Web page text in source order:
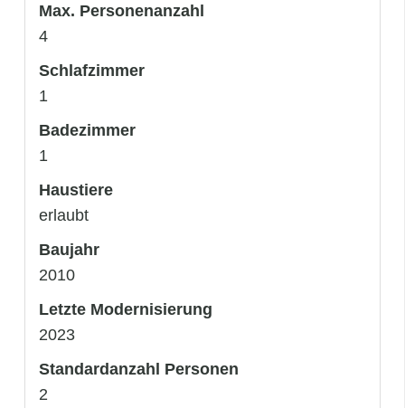
Max. Personenanzahl
4
Schlafzimmer
1
Badezimmer
1
Haustiere
erlaubt
Baujahr
2010
Letzte Modernisierung
2023
Standardanzahl Personen
2